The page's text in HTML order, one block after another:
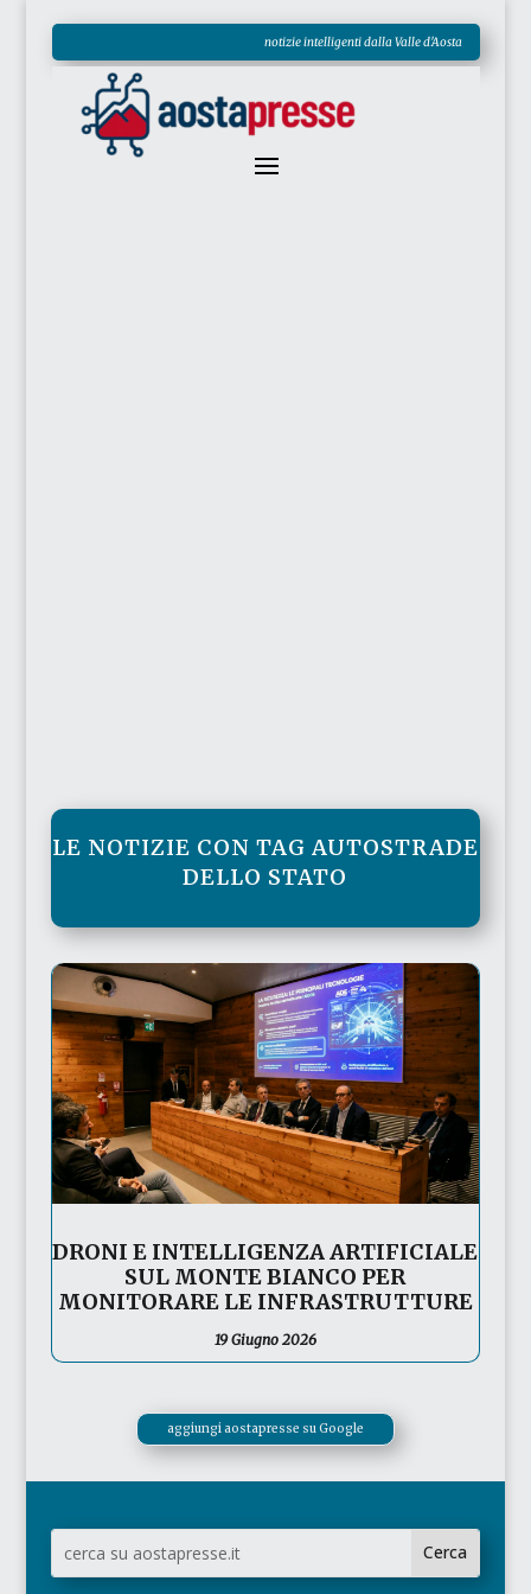
notizie intelligenti dalla Valle d'Aosta
LE NOTIZIE CON TAG AUTOSTRADE
DELLO STATO
DRONI E INTELLIGENZA ARTIFICIALE
SUL MONTE BIANCO PER
MONITORARE LE INFRASTRUTTURE
19 Giugno 2026
aggiungi aostapresse su Google